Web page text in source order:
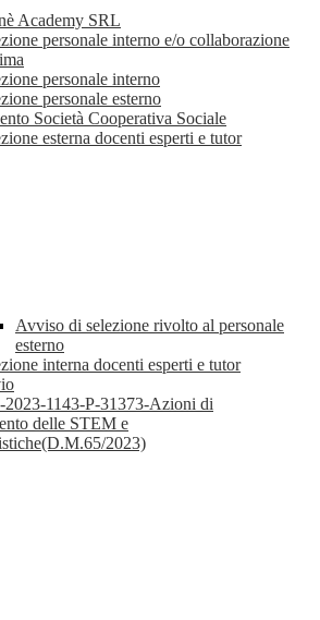
Academy SRL
personale interno e/o collaborazione
personale interno
personale esterno
Società Cooperativa Sociale
esterna docenti esperti e tutor
Avviso di selezione rivolto al personale
esterno
interna docenti esperti e tutor
1143-P-31373-Azioni di
delle STEM e
2023)